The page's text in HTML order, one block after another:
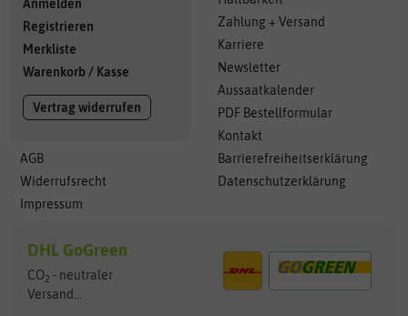
Anmelden
Registrieren
Merkliste
Warenkorb / Kasse
Vertrag widerrufen
AGB
Widerrufsrecht
Impressum
Zahlung + Versand
Karriere
Newsletter
Aussaatkalender
PDF Bestellformular
Kontakt
Barrierefreiheitserklärung
Datenschutzerklärung
DHL GoGreen
CO2 - neutraler
Versand...